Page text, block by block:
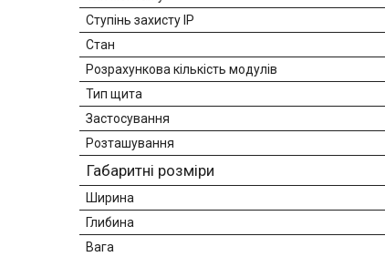
Ступінь захисту IP
Стан
Розрахункова кількість модулів
Тип щита
Застосування
Розташування
Габаритні розміри
Ширина
Глибина
Вага